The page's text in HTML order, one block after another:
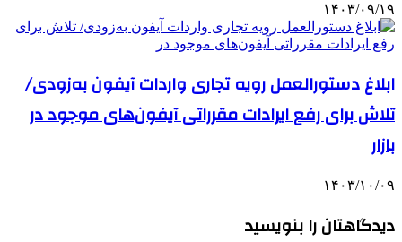
۱۴۰۳/۰۹/۱۹
ابلاغ دستورالعمل رویه تجاری واردات آیفون به‌زودی/
تلاش برای رفع ایرادات مقرراتی آیفون‌های موجود در
بازار
۱۴۰۳/۱۰/۰۹
دیدگاهتان را بنویسید